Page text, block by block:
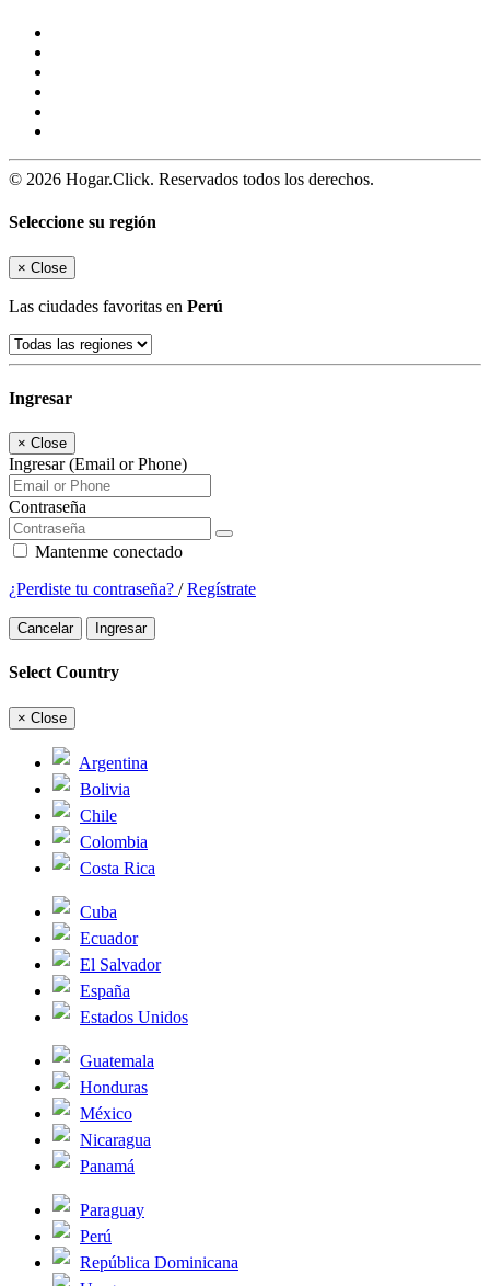
© 2026 Hogar.Click. Reservados todos los derechos.
Seleccione su región
× Close
Las ciudades favoritas en Perú
Ingresar
× Close
Ingresar (Email or Phone)
Contraseña
Mantenme conectado
¿Perdiste tu contraseña? /Regístrate
Cancelar Ingresar
Select Country
× Close
Argentina
Bolivia
Chile
Colombia
Costa Rica
Cuba
Ecuador
El Salvador
España
Estados Unidos
Guatemala
Honduras
México
Nicaragua
Panamá
Paraguay
Perú
República Dominicana